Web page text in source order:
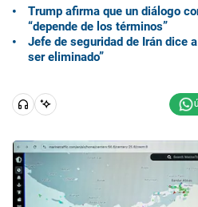
Trump afirma que un diálogo
“depende de los términos”
Jefe de seguridad de Irán dice
ser eliminado”